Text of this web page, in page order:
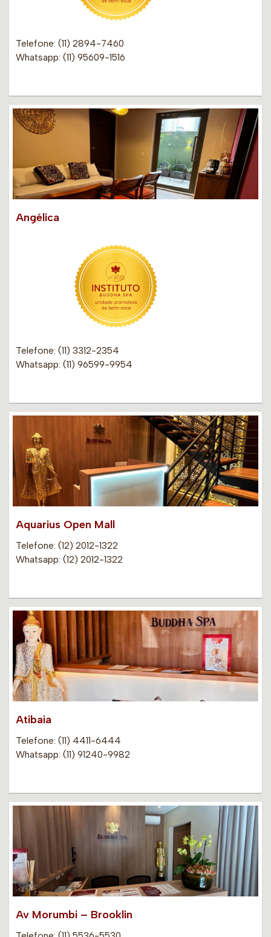
Telefone: (11) 2894-7460
Whatsapp: (11) 95609-1516
Angélica
Telefone: (11) 3312-2354
Whatsapp: (11) 96599-9954
Aquarius Open Mall
Telefone: (12) 2012-1322
Whatsapp: (12) 2012-1322
Atibaia
Telefone: (11) 4411-6444
Whatsapp: (11) 91240-9982
Av Morumbi – Brooklin